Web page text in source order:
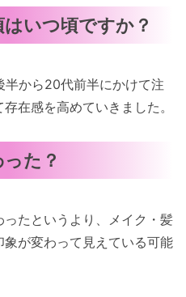
いつ頃ですか？
から20代前半にかけて注
在感を高めていきました。
た？
たというより、メイク・髪
が変わって見えている可能